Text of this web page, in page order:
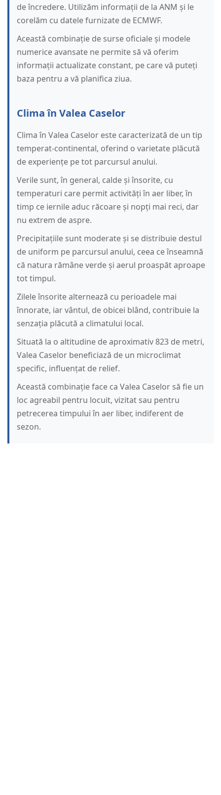
de încredere. Utilizăm informații de la ANM și le
corelăm cu datele furnizate de ECMWF.
Această combinație de surse oficiale și modele
numerice avansate ne permite să vă oferim
informații actualizate constant, pe care vă puteți
baza pentru a vă planifica ziua.
Clima în Valea Caselor
Clima în Valea Caselor este caracterizată de un tip
temperat-continental, oferind o varietate plăcută
de experiențe pe tot parcursul anului.
Verile sunt, în general, calde și însorite, cu
temperaturi care permit activități în aer liber, în
timp ce iernile aduc răcoare și nopți mai reci, dar
nu extrem de aspre.
Precipitațiile sunt moderate și se distribuie destul
de uniform pe parcursul anului, ceea ce înseamnă
că natura rămâne verde și aerul proaspăt aproape
tot timpul.
Zilele însorite alternează cu perioadele mai
înnorate, iar vântul, de obicei blând, contribuie la
senzația plăcută a climatului local.
Situată la o altitudine de aproximativ 823 de metri,
Valea Caselor beneficiază de un microclimat
specific, influențat de relief.
Această combinație face ca Valea Caselor să fie un
loc agreabil pentru locuit, vizitat sau pentru
petrecerea timpului în aer liber, indiferent de
sezon.